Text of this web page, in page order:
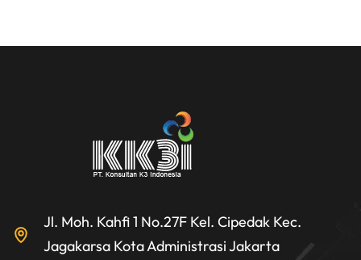
Jl. Moh. Kahfi 1 No.27F Kel. Cipedak Kec.
Jagakarsa Kota Administrasi Jakarta